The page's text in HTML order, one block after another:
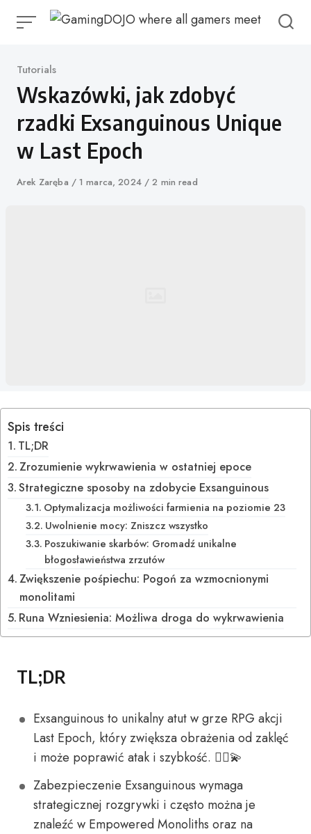
Kategoria
Tutorials
Wskazówki, jak zdobyć
rzadki Exsanguinous Unique
w Last Epoch
Autor
Arek Zaręba Opublikowano
1 marca, 2024 2 min read
Spis treści
TL;DR
Zrozumienie wykrwawienia w ostatniej epoce
Strategiczne sposoby na zdobycie Exsanguinous
Optymalizacja możliwości farmienia na poziomie 23
Uwolnienie mocy: Zniszcz wszystko
Poszukiwanie skarbów: Gromadź unikalne
błogosławieństwa zrzutów
Zwiększenie pośpiechu: Pogoń za wzmocnionymi
monolitami
Runa Wzniesienia: Możliwa droga do wykrwawienia
TL;DR
Exsanguinous to unikalny atut w grze RPG akcji
Last Epoch, który zwiększa obrażenia od zaklęć
i może poprawić atak i szybkość. 🧙‍♂️💫
Zabezpieczenie Exsanguinous wymaga
strategicznej rozgrywki i często można je
znaleźć w Empowered Monoliths oraz na